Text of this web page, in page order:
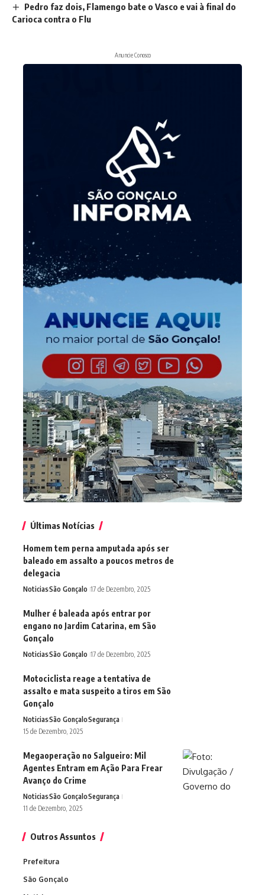
Pedro faz dois, Flamengo bate o Vasco e vai à final do
Carioca contra o Flu
Anuncie Conosco
Últimas Notícias
Homem tem perna amputada após ser
baleado em assalto a poucos metros de
delegacia
NoticiasSão Gonçalo 17 de Dezembro, 2025
Mulher é baleada após entrar por
engano no Jardim Catarina, em São
Gonçalo
NoticiasSão Gonçalo 17 de Dezembro, 2025
Motociclista reage a tentativa de
assalto e mata suspeito a tiros em São
Gonçalo
NoticiasSão GonçaloSegurança
15 de Dezembro, 2025
Megaoperação no Salgueiro: Mil
Agentes Entram em Ação Para Frear
Avanço do Crime
NoticiasSão GonçaloSegurança
11 de Dezembro, 2025
Outros Assuntos
Prefeitura
São Gonçalo